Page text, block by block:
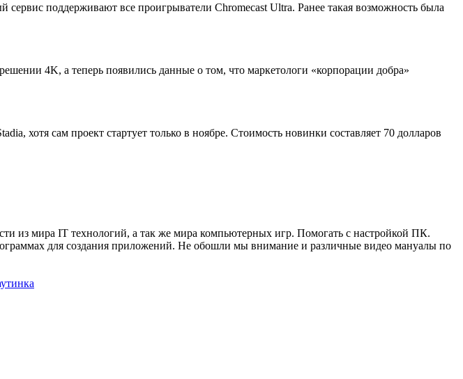
поддерживают все проигрыватели Chromecast Ultra. Ранее такая возможность была
4K, а теперь появились данные о том, что маркетологи «корпорации добра»
хотя сам проект стартует только в ноябре. Стоимость новинки составляет 70 долларов
из мира IT технологий, а так же мира компьютерных игр. Помогать с настройкой ПК.
для создания приложений. Не обошли мы внимание и различные видео мануалы по